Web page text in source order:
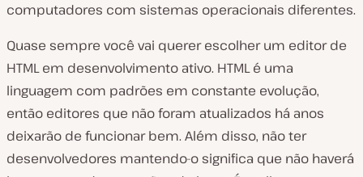
computadores com sistemas operacionais diferentes.
Quase sempre você vai querer escolher um editor de
HTML em desenvolvimento ativo. HTML é uma
linguagem com padrões em constante evolução,
então editores que não foram atualizados há anos
deixarão de funcionar bem. Além disso, não ter
desenvolvedores mantendo-o significa que não haverá